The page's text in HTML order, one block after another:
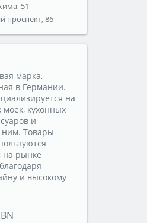
51
проспект, 86
марка,
в Германии.
на
моек, кухонных
и
Товары
на рынке
и высокому